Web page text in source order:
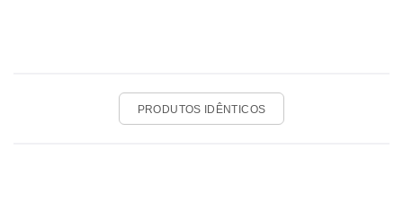
PRODUTOS IDÊNTICOS